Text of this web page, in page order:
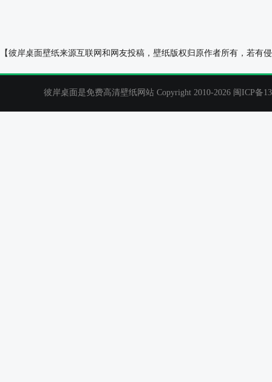
【彼岸桌面壁纸来源互联网和网友投稿，壁纸版权归原作者所有，若
彼岸桌面是免费高清壁纸网站 Copyright 2010-2026 闽ICP备